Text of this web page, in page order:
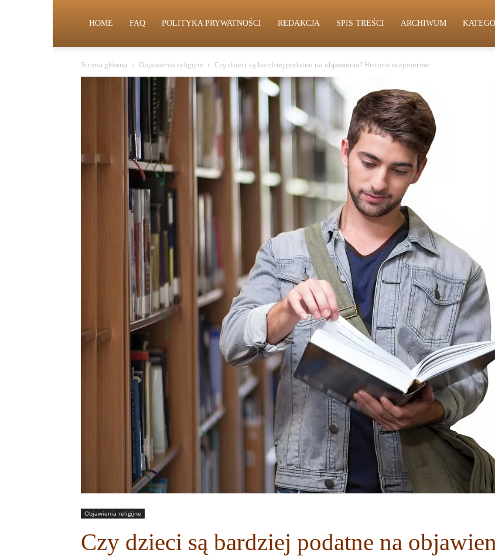
HOME FAQ POLITYKA PRYWATNOŚCI REDAKCJA SPIS TREŚCI ARCHIWUM
Strona główna Objawienia religijne Czy dzieci są bardziej podatne na objawienia? Historie wizjonerów
Objawienia religijne
Czy dzieci są bardziej podatne na